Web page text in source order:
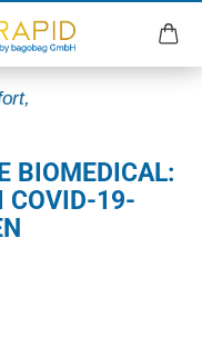
BIOMEDICAL:
COVID-19-